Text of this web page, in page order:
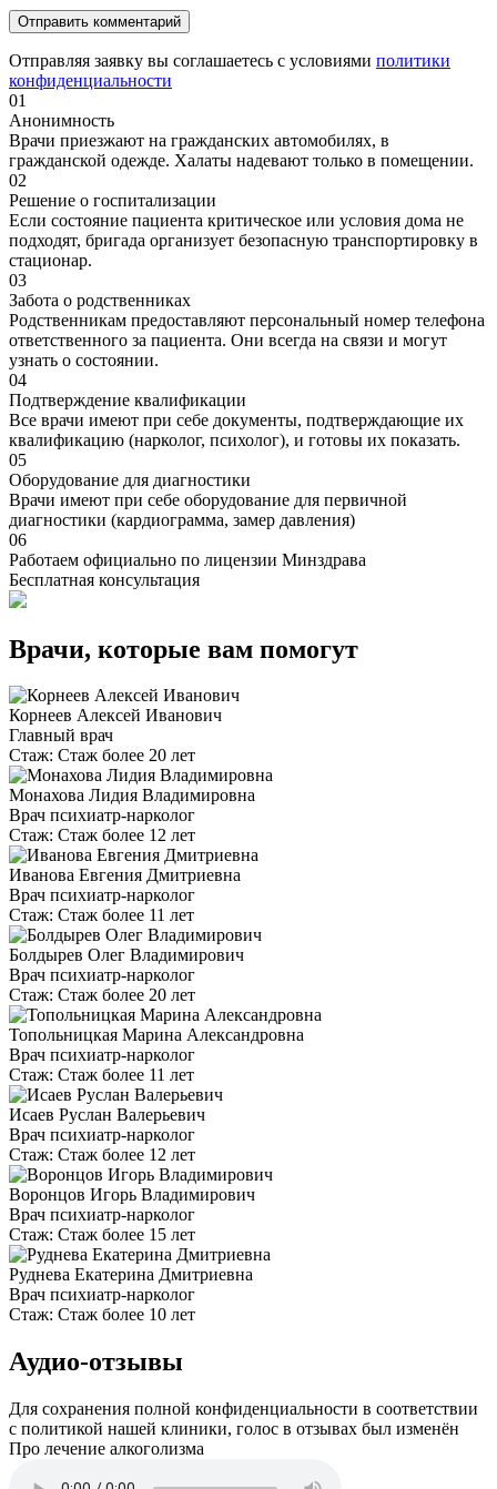
Отправляя заявку вы соглашаетесь с условиями политики
конфиденциальности
01
Анонимность
Врачи приезжают на гражданских автомобилях, в
гражданской одежде. Халаты надевают только в помещении.
02
Решение о госпитализации
Если состояние пациента критическое или условия дома не
подходят, бригада организует безопасную транспортировку в
стационар.
03
Забота о родственниках
Родственникам предоставляют персональный номер телефона
ответственного за пациента. Они всегда на связи и могут
узнать о состоянии.
04
Подтверждение квалификации
Все врачи имеют при себе документы, подтверждающие их
квалификацию (нарколог, психолог), и готовы их показать.
05
Оборудование для диагностики
Врачи имеют при себе оборудование для первичной
диагностики (кардиограмма, замер давления)
06
Работаем официально по лицензии Минздрава
Бесплатная консультация
Врачи, которые вам помогут
Корнеев Алексей Иванович
Главный врач
Стаж: Стаж более 20 лет
Монахова Лидия Владимировна
Врач психиатр-нарколог
Стаж: Стаж более 12 лет
Иванова Евгения Дмитриевна
Врач психиатр-нарколог
Стаж: Стаж более 11 лет
Болдырев Олег Владимирович
Врач психиатр-нарколог
Стаж: Стаж более 20 лет
Топольницкая Марина Александровна
Врач психиатр-нарколог
Стаж: Стаж более 11 лет
Исаев Руслан Валерьевич
Врач психиатр-нарколог
Стаж: Стаж более 12 лет
Воронцов Игорь Владимирович
Врач психиатр-нарколог
Стаж: Стаж более 15 лет
Руднева Екатерина Дмитриевна
Врач психиатр-нарколог
Стаж: Стаж более 10 лет
Аудио-отзывы
Для сохранения полной конфиденциальности в соответствии
с политикой нашей клиники, голос в отзывах был изменён
Про лечение алкоголизма